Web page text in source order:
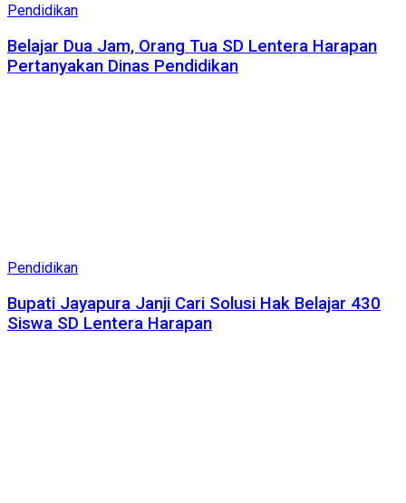
Pendidikan
Belajar Dua Jam, Orang Tua SD Lentera Harapan
Pertanyakan Dinas Pendidikan
Pendidikan
Bupati Jayapura Janji Cari Solusi Hak Belajar 430
Siswa SD Lentera Harapan